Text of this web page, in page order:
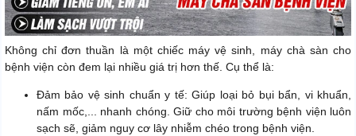
Không chỉ đơn thuần là một chiếc máy vệ sinh, máy chà sàn cho
bệnh viện còn đem lại nhiều giá trị hơn thế. Cụ thể là:
Đảm bảo vệ sinh chuẩn y tế: Giúp loại bỏ bụi bẩn, vi khuẩn,
nấm mốc,... nhanh chóng. Giữ cho môi trường bệnh viện luôn
sạch sẽ, giảm nguy cơ lây nhiễm chéo trong bệnh viện.